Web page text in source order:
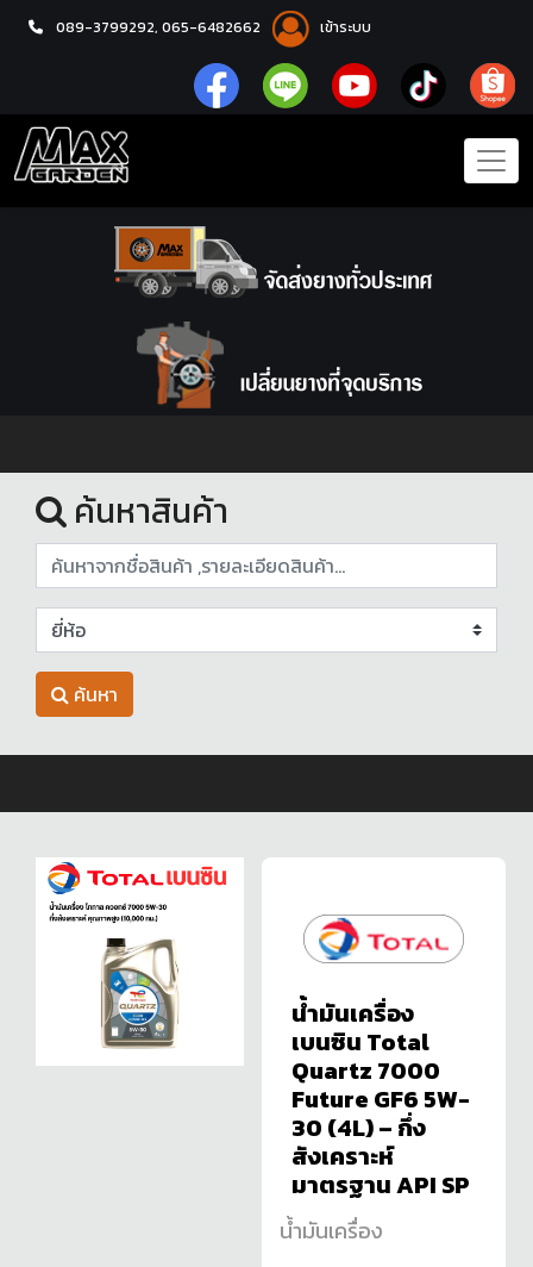
089-3799292, 065-6482662 เข้าระบบ
หน้าแรก
ค้นหาสินค้า
ค้นหา
น้ำมันเครื่อง
เบนซิน Total
Quartz 7000
Future GF6 5W-
30 (4L) – กึ่ง
สังเคราะห์
มาตรฐาน API SP
น้ำมันเครื่อง